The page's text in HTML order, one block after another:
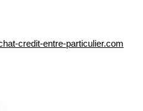
credit-entre-particulier.com